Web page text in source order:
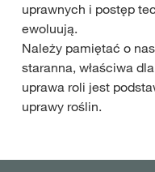
uprawnych i postęp
ewoluują.
Należy pamiętać o
staranna, właściwa
uprawa roli jest
uprawy roślin.